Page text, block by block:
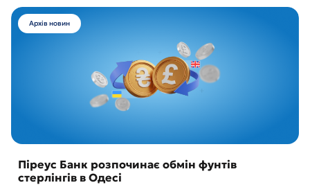
Архів новин
Піреус Банк розпочинає обмін фунтів
стерлінгів в Одесі